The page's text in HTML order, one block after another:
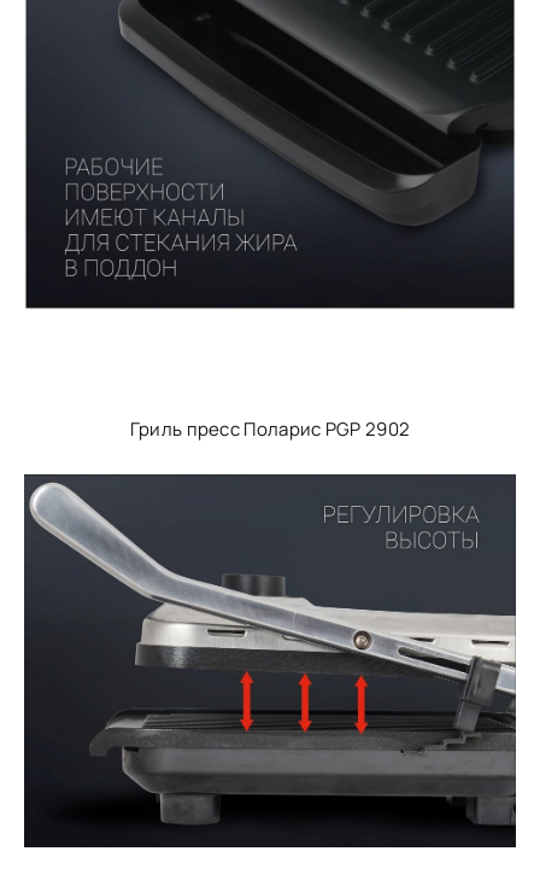
Гриль пресс Поларис PGP 2902